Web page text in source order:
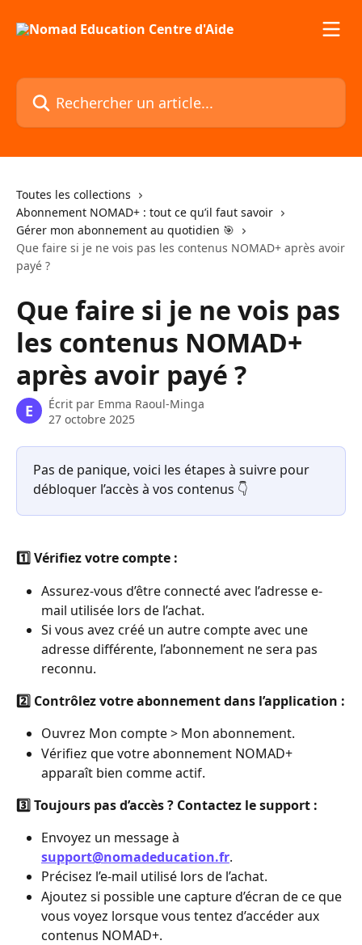
Rechercher un article...
Toutes les collections
Abonnement NOMAD+ : tout ce qu’il faut savoir
Gérer mon abonnement au quotidien 🎯
Que faire si je ne vois pas les contenus NOMAD+ après avoir
payé ?
Que faire si je ne vois pas
les contenus NOMAD+
après avoir payé ?
E Écrit par Emma Raoul-Minga
27 octobre 2025
Pas de panique, voici les étapes à suivre pour
débloquer l’accès à vos contenus 👇
1️⃣ Vérifiez votre compte :
Assurez-vous d’être connecté avec l’adresse e-
mail utilisée lors de l’achat.
Si vous avez créé un autre compte avec une
adresse différente, l’abonnement ne sera pas
reconnu.
2️⃣ Contrôlez votre abonnement dans l’application :
Ouvrez Mon compte > Mon abonnement.
Vérifiez que votre abonnement NOMAD+
apparaît bien comme actif.
3️⃣ Toujours pas d’accès ? Contactez le support :
Envoyez un message à
support@nomadeducation.fr.
Précisez l’e-mail utilisé lors de l’achat.
Ajoutez si possible une capture d’écran de ce que
vous voyez lorsque vous tentez d’accéder aux
contenus NOMAD+.